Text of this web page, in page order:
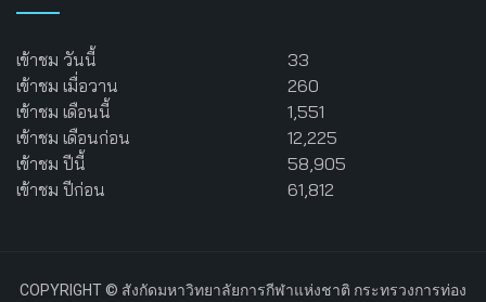
เข้าชม วันนี้
33
เข้าชม เมื่อวาน
260
เข้าชม เดือนนี้
1,551
เข้าชม เดือนก่อน
12,225
เข้าชม ปีนี้
58,905
เข้าชม ปีก่อน
61,812
COPYRIGHT © สังกัดมหาวิทยาลัยการกีฬาแห่งชาติ กระทรวงการท่อง